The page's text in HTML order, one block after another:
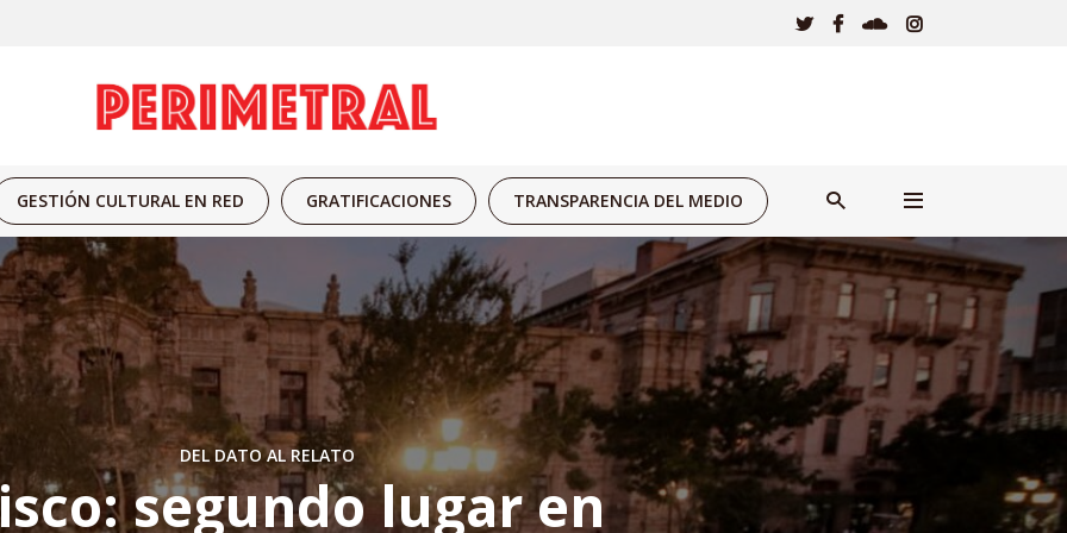
GESTIÓN CULTURAL EN RED GRATIFICACIONES TRANSPARENCIA DEL MEDIO
DEL DATO AL RELATO
segundo lugar en